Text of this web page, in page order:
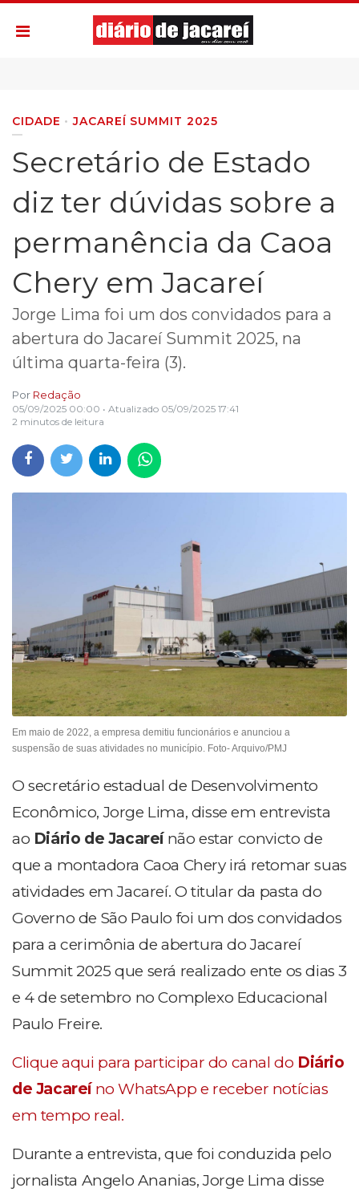
CIDADE JACAREÍ SUMMIT 2025
Secretário de Estado
diz ter dúvidas sobre a
permanência da Caoa
Chery em Jacareí
Jorge Lima foi um dos convidados para a
abertura do Jacareí Summit 2025, na
última quarta-feira (3).
Por Redação
05/09/2025 00:00 • Atualizado 05/09/2025 17:41
2 minutos de leitura
Em maio de 2022, a empresa demitiu funcionários e anunciou a
suspensão de suas atividades no município. Foto- Arquivo/PMJ
O secretário estadual de Desenvolvimento
Econômico, Jorge Lima, disse em entrevista
ao Diário de Jacareínão estar convicto de
que a montadora Caoa Chery irá retomar suas
atividades em Jacareí. O titular da pasta do
Governo de São Paulo foi um dos convidados
para a cerimônia de abertura do Jacareí
Summit 2025 que será realizado ente os dias 3
e 4 de setembro no Complexo Educacional
Paulo Freire.
Clique aqui para participar do canal do Diário
de Jacareíno WhatsApp e receber notícias
em tempo real.
Durante a entrevista, que foi conduzida pelo
jornalista Angelo Ananias, Jorge Lima disse